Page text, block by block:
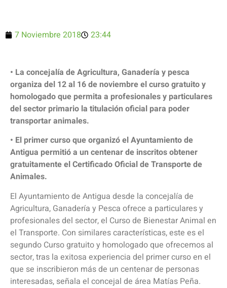
7 Noviembre 2018 23:44
• La concejalía de Agricultura, Ganadería y pesca
organiza del 12 al 16 de noviembre el curso gratuito y
homologado que permita a profesionales y particulares
del sector primario la titulación oficial para poder
transportar animales.
• El primer curso que organizó el Ayuntamiento de
Antigua permitió a un centenar de inscritos obtener
gratuitamente el Certificado Oficial de Transporte de
Animales.
El Ayuntamiento de Antigua desde la concejalía de
Agricultura, Ganadería y Pesca ofrece a particulares y
profesionales del sector, el Curso de Bienestar Animal en
el Transporte. Con similares características, este es el
segundo Curso gratuito y homologado que ofrecemos al
sector, tras la exitosa experiencia del primer curso en el
que se inscribieron más de un centenar de personas
interesadas, señala el concejal de área Matías Peña.